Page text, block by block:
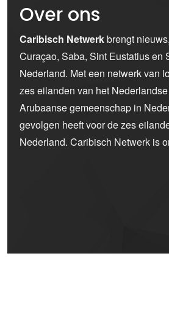
Over ons
Caribisch Netwerkbrengt
Curaçao, Saba, Sint Eustatius en
Nederland. Met een netwerk van
zes eilanden van het
Arubaanse gemeenschap in
gevolgen heeft voor de zes
Nederland. Caribisch Netwerk is